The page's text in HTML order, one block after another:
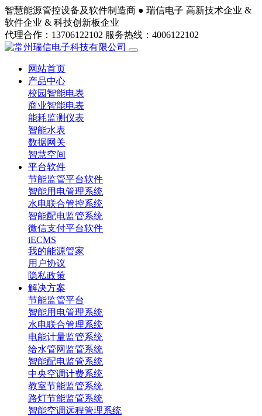
智慧能源管控设备及软件制造商 ● 瑞信电子 高新技术企业 &
软件企业 & 科技创新板企业
代理合作：13706122102 服务热线：4006122102
网站首页
产品中心
校园智能电表
商业智能电表
能耗监测仪表
智能水表
数据网关
智慧空间
平台软件
节能监管平台软件
智能用电管理系统
水电联合管控系统
智能配电监管系统
微信支付平台软件
iECMS
我的能源管家
用户协议
隐私政策
解决方案
节能监管平台
智能用电管理系统
水电联合管理系统
电能计量监管系统
给水管网监管系统
智能配电监管系统
中央空调计费系统
教室节能监管系统
路灯节能监管系统
智能空调远程管理系统